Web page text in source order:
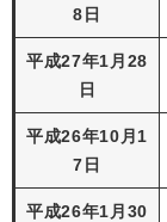
8日
平成27年1月28
日
平成26年10月1
7日
平成26年1月30